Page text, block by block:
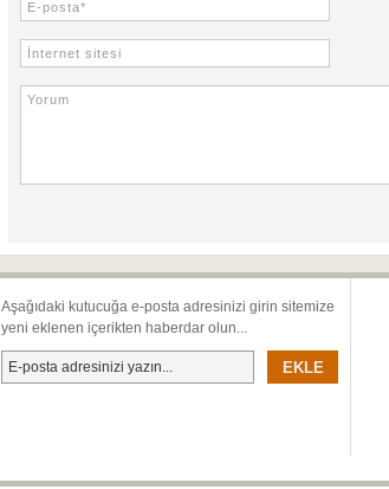
Aşağıdaki kutucuğa e-posta adresinizi girin sitemize
yeni eklenen içerikten haberdar olun...